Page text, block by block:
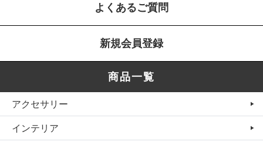
よくあるご質問
新規会員登録
商品一覧
アクセサリー
インテリア